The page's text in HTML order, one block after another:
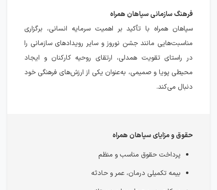
فرهنگ سازمانی سپاهان همراه
سپاهان همراه با تأکید بر اهمیت سرمایه انسانی، برگزاری
مناسبت‌هایی مانند جشن نوروز و سایر رویدادهای سازمانی را
در راستای تقویت همدلی، ارتقای روحیه کارکنان و ایجاد
محیطی پویا و صمیمی، به‌عنوان یکی از ارزش‌های فرهنگی خود
دنبال می‌کند.
حقوق و مزایای سپاهان همراه
پرداخت حقوق مناسب و منظم
بیمه تکمیلی درمان، عمر و حادثه